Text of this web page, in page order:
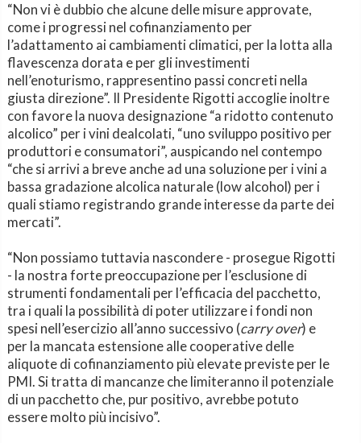
“Non vi è dubbio che alcune delle misure approvate,
come i progressi nel cofinanziamento per
l’adattamento ai cambiamenti climatici, per la lotta alla
flavescenza dorata e per gli investimenti
nell’enoturismo, rappresentino passi concreti nella
giusta direzione”. Il Presidente Rigotti accoglie inoltre
con favore la nuova designazione “a ridotto contenuto
alcolico” per i vini dealcolati, “uno sviluppo positivo per
produttori e consumatori”, auspicando nel contempo
“che si arrivi a breve anche ad una soluzione per i vini a
bassa gradazione alcolica naturale (low alcohol) per i
quali stiamo registrando grande interesse da parte dei
mercati”.
“Non possiamo tuttavia nascondere - prosegue Rigotti
- la nostra forte preoccupazione per l’esclusione di
strumenti fondamentali per l’efficacia del pacchetto,
tra i quali la possibilità di poter utilizzare i fondi non
spesi nell’esercizio all’anno successivo (carry over) e
per la mancata estensione alle cooperative delle
aliquote di cofinanziamento più elevate previste per le
PMI. Si tratta di mancanze che limiteranno il potenziale
di un pacchetto che, pur positivo, avrebbe potuto
essere molto più incisivo”.